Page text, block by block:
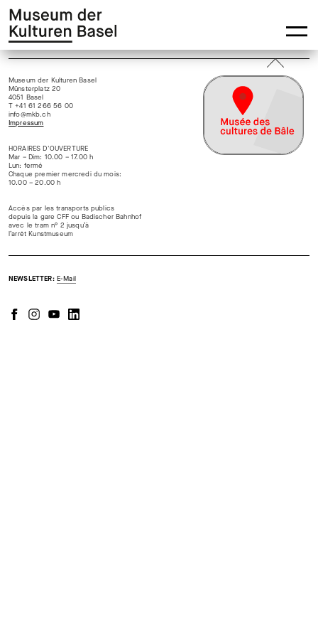
Zur
Hauptnavigation
springen
Skip
to
main
content
Museum der Kulturen Basel
Münsterplatz 20
4051 Basel
T +41 61 266 56 00
info@mkb.ch
Impressum
HORAIRES D'OUVERTURE
Mar – Dim: 10.00 – 17.00 h
Lun: fermé
Chaque premier mercredi du mois:
10.00 – 20.00 h
Accès par les transports publics
depuis la gare CFF ou Badischer Bahnhof
avec le tram n° 2 jusqu’à
l’arrêt Kunstmuseum
NEWSLETTER: E-Mail